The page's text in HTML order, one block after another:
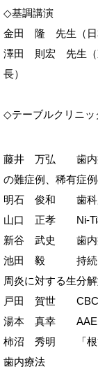
◇基調講演
金田 隆 先生（日
澤田 則宏 先生（
長）
◇テーブルクリニッ
藤井 万弘 歯内療
の難症例、稀有症
明石 俊和 歯科用
山口 正孝 Ni-Ti根
新谷 武史 歯内療
池田 毅 持続的な
周炎に対する生分
戸田 賀世 CBCT
湯本 真幸 AAE
柿沼 秀明 「根管
歯内療法